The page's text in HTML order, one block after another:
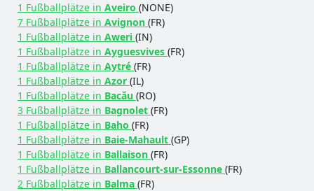
1 Fußballplätze in Aveiro (NONE)
7 Fußballplätze in Avignon (FR)
1 Fußballplätze in Aweri (IN)
1 Fußballplätze in Ayguesvives (FR)
1 Fußballplätze in Aytré (FR)
1 Fußballplätze in Azor (IL)
1 Fußballplätze in Bacău (RO)
3 Fußballplätze in Bagnolet (FR)
1 Fußballplätze in Baho (FR)
1 Fußballplätze in Baie-Mahault (GP)
1 Fußballplätze in Ballaison (FR)
1 Fußballplätze in Ballancourt-sur-Essonne (FR)
2 Fußballplätze in Balma (FR)